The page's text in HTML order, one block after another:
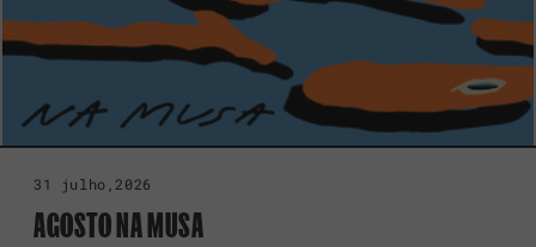
31 julho,2026
AGOSTO NA MUSA